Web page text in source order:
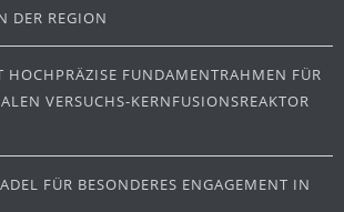
DER REGION
HOCHPRÄZISE FUNDAMENTRAHMEN FÜR
VERSUCHS-KERNFUSIONSREAKTOR
FÜR BESONDERES ENGAGEMENT IN